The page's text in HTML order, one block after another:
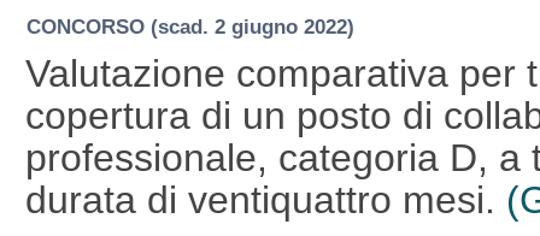
CONCORSO (scad. 2 giugno 2022)
Valutazione comparativa per
copertura di un posto di
professionale, categoria D,
durata di ventiquattro mesi.